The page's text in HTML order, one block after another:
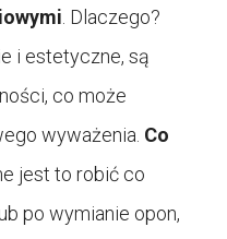
. Dlaczego?
i estetyczne, są
co może
wyważenia. Co
jest to robić co
po wymianie opon,